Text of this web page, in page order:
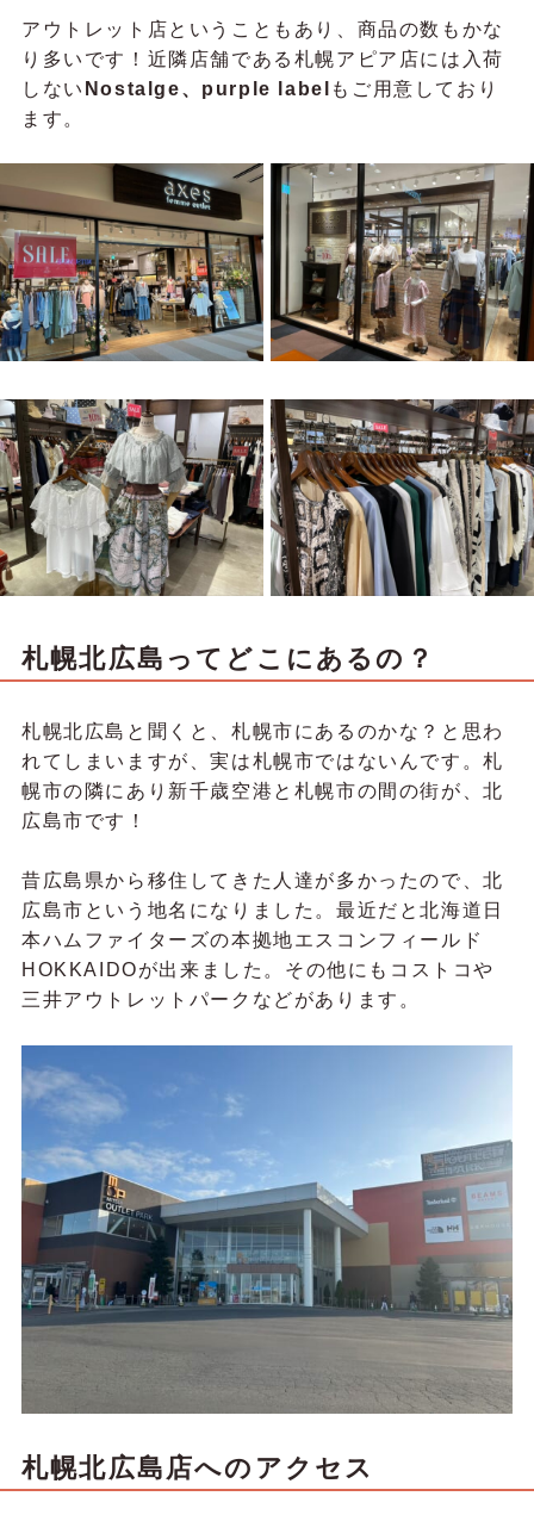
アウトレット店ということもあり、商品の数もかな
り多いです！近隣店舗である札幌アピア店には入荷
しない Nostalge、purple label もご用意しており
ます。
札幌北広島ってどこにあるの？
札幌北広島と聞くと、札幌市にあるのかな？と思わ
れてしまいますが、実は札幌市ではないんです。札
幌市の隣にあり新千歳空港と札幌市の間の街が、北
広島市です！
昔広島県から移住してきた人達が多かったので、北
広島市という地名になりました。最近だと北海道日
本ハムファイターズの本拠地エスコンフィールド
HOKKAIDOが出来ました。その他にもコストコや
三井アウトレットパークなどがあります。
札幌北広島店へのアクセス